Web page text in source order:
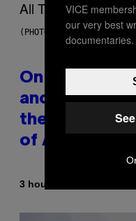
(PHOTO BY DANIEL
On This Day
and Kanye
the Best
of All Time
3 hours ago
VICE
our very best
documentaries.